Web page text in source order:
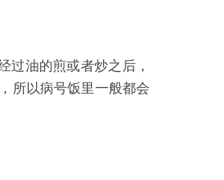
过油的煎或者炒之后，
所以病号饭里一般都会